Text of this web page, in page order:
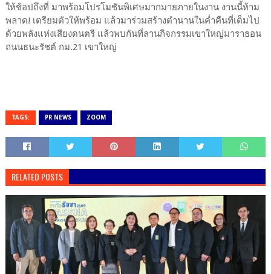
ให้ช้อปถึงที่ มาพร้อมโปรโมชันพิเศษมากมายภายในงาน งานนี้ห้าม
พลาด! เตรียมตัวให้พร้อม แล้วมาร่วมสร้างตำนานในค่ำคืนที่เต็มไป
ด้วยพลังแห่งเสียงดนตรี แล้วพบกันที่ลานกิจกรรมเขาใหญ่มาราธอน
ถนนธนะรัชต์ กม.21 เขาใหญ่
TAGS: PR NEWS ZOOM
RELATED POSTS